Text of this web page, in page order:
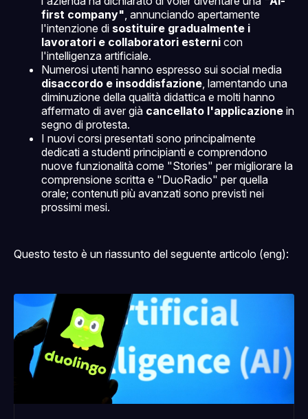
first company" , annunciando apertamente
l'intenzione di sostituire gradualmente i
lavoratori e collaboratori esterni con
l'intelligenza artificiale.
Numerosi utenti hanno espresso sui social media
disaccordo e insoddisfazione , lamentando una
diminuzione della qualità didattica e molti hanno
affermato di aver già cancellato l'applicazione in
segno di protesta.
I nuovi corsi presentati sono principalmente
dedicati a studenti principianti e comprendono
nuove funzionalità come "Stories" per migliorare la
comprensione scritta e "DuoRadio" per quella
orale; contenuti più avanzati sono previsti nei
prossimi mesi.
Questo testo è un riassunto del seguente articolo (eng):